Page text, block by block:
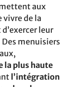
aux
vivre de la
leur
menuisiers
la plus haute
l’intégration